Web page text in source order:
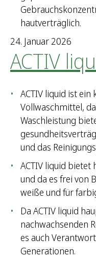
hautverträglich.
24. Januar 2026
ACTIV
ACTIV liquid ist
Vollwaschmittel,
Waschleistung
und das
ACTIV liquid
und da es frei von
weiße und für
Da ACTIV liquid
nachwachsenden
es auch
Generationen.